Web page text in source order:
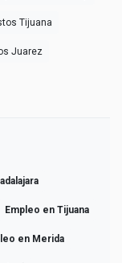
Tijuana
Juarez
Empleo en Tijuana
en Merida